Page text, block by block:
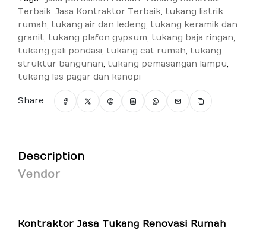
Terbaik, Jasa Kontraktor Terbaik, tukang listrik
rumah, tukang air dan ledeng, tukang keramik dan
granit, tukang plafon gypsum, tukang baja ringan,
tukang gali pondasi, tukang cat rumah, tukang
struktur bangunan, tukang pemasangan lampu,
tukang las pagar dan kanopi
Share:
Description
Vendor
Kontraktor Jasa Tukang Renovasi Rumah